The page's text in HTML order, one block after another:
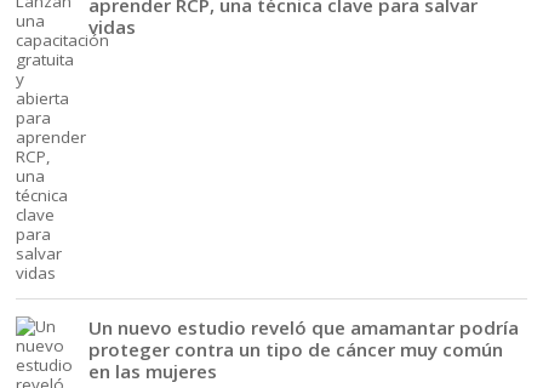
vidas
Un nuevo estudio reveló que amamantar podría
proteger contra un tipo de cáncer muy común
en las mujeres